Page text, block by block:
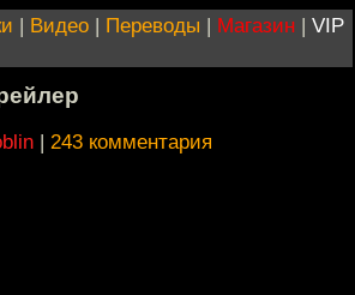
| Видео | Переводы | Магазин | VIP
| 243 комментария